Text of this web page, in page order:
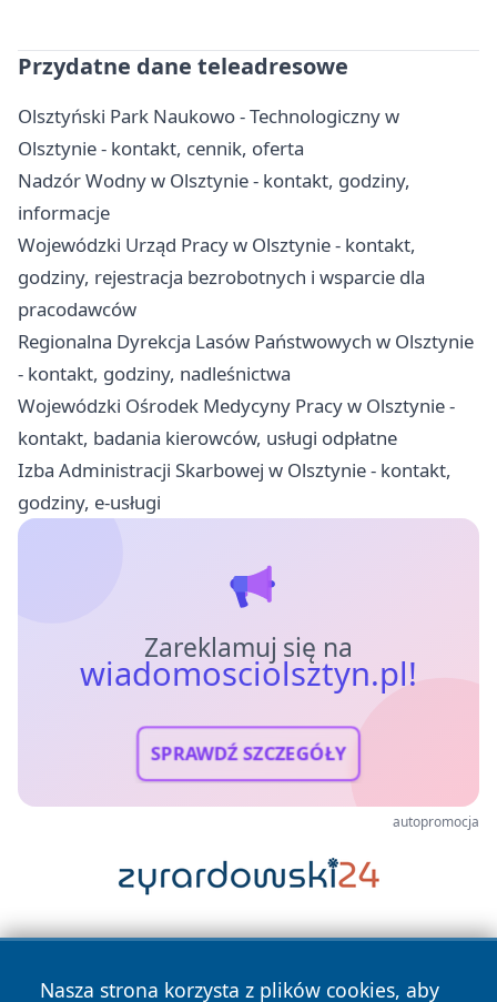
Przydatne dane teleadresowe
Olsztyński Park Naukowo - Technologiczny w
Olsztynie - kontakt, cennik, oferta
Nadzór Wodny w Olsztynie - kontakt, godziny,
informacje
Wojewódzki Urząd Pracy w Olsztynie - kontakt,
godziny, rejestracja bezrobotnych i wsparcie dla
pracodawców
Regionalna Dyrekcja Lasów Państwowych w Olsztynie
- kontakt, godziny, nadleśnictwa
Wojewódzki Ośrodek Medycyny Pracy w Olsztynie -
kontakt, badania kierowców, usługi odpłatne
Izba Administracji Skarbowej w Olsztynie - kontakt,
godziny, e-usługi
Zareklamuj się na
wiadomosciolsztyn.pl!
SPRAWDŹ SZCZEGÓŁY
autopromocja
Nasza strona korzysta z plików cookies, aby